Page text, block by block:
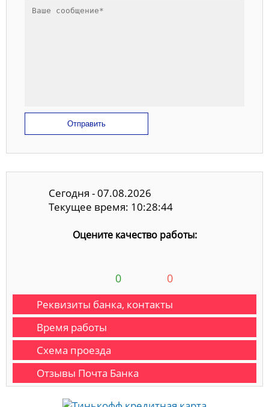
Отправить
Сегодня - 07.08.2026
Текущее время: 10:28:45
Оцените качество работы:
0 0
Реквизиты банка, контакты
Время работы
Схема проезда
Отзывы Почта Банка